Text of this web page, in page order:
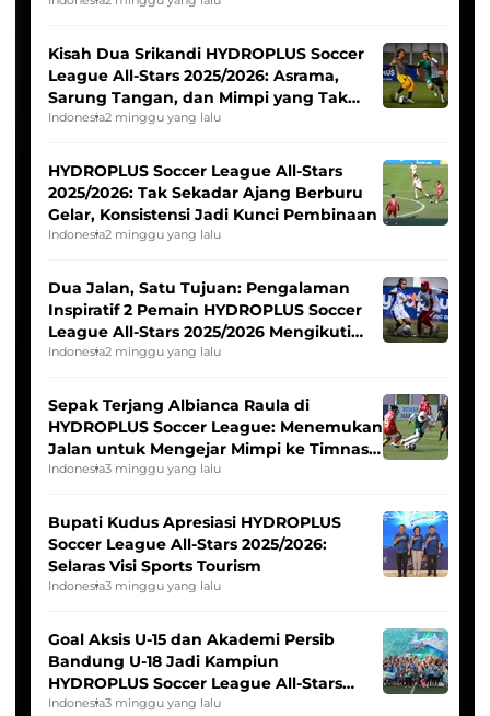
Kisah Dua Srikandi HYDROPLUS Soccer
League All-Stars 2025/2026: Asrama,
Sarung Tangan, dan Mimpi yang Tak
Pernah Padam
Indonesia2 minggu yang lalu
HYDROPLUS Soccer League All-Stars
2025/2026: Tak Sekadar Ajang Berburu
Gelar, Konsistensi Jadi Kunci Pembinaan
Indonesia2 minggu yang lalu
Dua Jalan, Satu Tujuan: Pengalaman
Inspiratif 2 Pemain HYDROPLUS Soccer
League All-Stars 2025/2026 Mengikuti
Seleksi Timnas Indonesia Putri
Indonesia2 minggu yang lalu
Sepak Terjang Albianca Raula di
HYDROPLUS Soccer League: Menemukan
Jalan untuk Mengejar Mimpi ke Timnas
Indonesia Putri
Indonesia3 minggu yang lalu
Bupati Kudus Apresiasi HYDROPLUS
Soccer League All-Stars 2025/2026:
Selaras Visi Sports Tourism
Indonesia3 minggu yang lalu
Goal Aksis U-15 dan Akademi Persib
Bandung U-18 Jadi Kampiun
HYDROPLUS Soccer League All-Stars
2025/2026
Indonesia3 minggu yang lalu